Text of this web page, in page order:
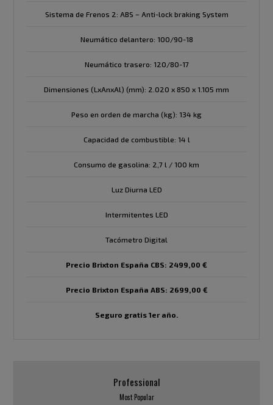
Sistema de Frenos 2: ABS – Anti-lock braking System
Neumático delantero: 100/90-18
Neumático trasero: 120/80-17
Dimensiones (LxAnxAl) (mm): 2.020 x 850 x 1.105 mm
Peso en orden de marcha (kg): 134 kg
Capacidad de combustible: 14 l
Consumo de gasolina: 2,7 l / 100 km
Luz Diurna LED
Intermitentes LED
Tacómetro Digital
Precio Brixton España CBS: 2499,00 €
Precio Brixton España ABS: 2699,00 €
Seguro gratis 1er año.
Professional
Most Popular